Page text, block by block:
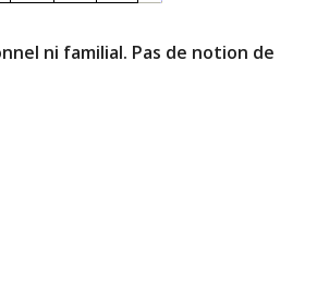
ni familial. Pas de notion de